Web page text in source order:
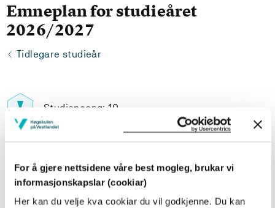
For å gjere nettsidene våre best mogleg, brukar vi
informasjonskapslar (cookiar)
Her kan du velje kva cookiar du vil godkjenne. Du kan
Emneplan for studieåret
2026/2027
Tidlegare studieår
Studiepoeng: 10
Pensum-/litteraturliste